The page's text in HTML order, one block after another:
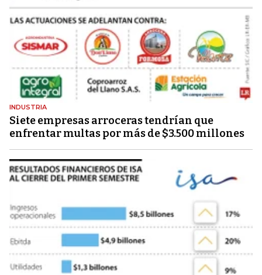
INDUSTRIA
Siete empresas arroceras tendrían que
enfrentar multas por más de $3.500 millones